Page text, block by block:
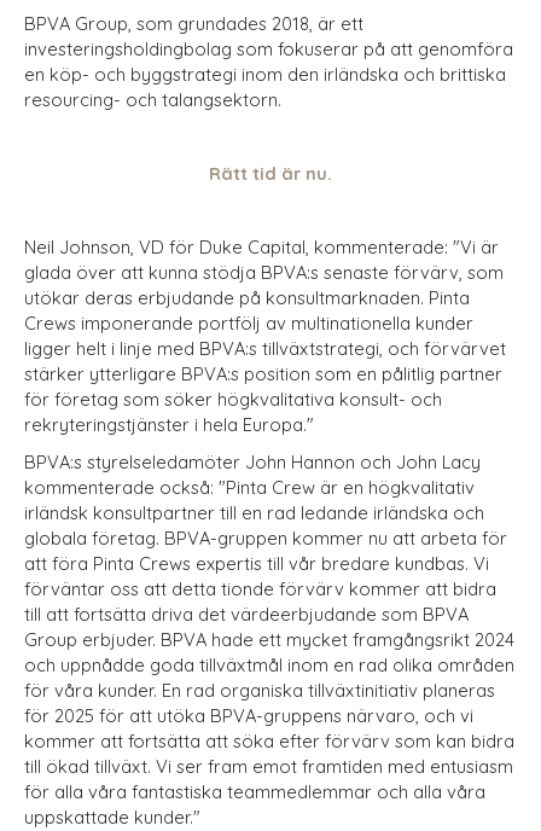
BPVA Group, som grundades 2018, är ett
investeringsholdingbolag som fokuserar på att genomföra
en köp- och byggstrategi inom den irländska och brittiska
resourcing- och talangsektorn.
Rätt tid är nu.
Neil Johnson, VD för Duke Capital, kommenterade: "Vi är
glada över att kunna stödja BPVA:s senaste förvärv, som
utökar deras erbjudande på konsultmarknaden. Pinta
Crews imponerande portfölj av multinationella kunder
ligger helt i linje med BPVA:s tillväxtstrategi, och förvärvet
stärker ytterligare BPVA:s position som en pålitlig partner
för företag som söker högkvalitativa konsult- och
rekryteringstjänster i hela Europa."
BPVA:s styrelseledamöter John Hannon och John Lacy
kommenterade också: "Pinta Crew är en högkvalitativ
irländsk konsultpartner till en rad ledande irländska och
globala företag. BPVA-gruppen kommer nu att arbeta för
att föra Pinta Crews expertis till vår bredare kundbas. Vi
förväntar oss att detta tionde förvärv kommer att bidra
till att fortsätta driva det värdeerbjudande som BPVA
Group erbjuder. BPVA hade ett mycket framgångsrikt 2024
och uppnådde goda tillväxtmål inom en rad olika områden
för våra kunder. En rad organiska tillväxtinitiativ planeras
för 2025 för att utöka BPVA-gruppens närvaro, och vi
kommer att fortsätta att söka efter förvärv som kan bidra
till ökad tillväxt. Vi ser fram emot framtiden med entusiasm
för alla våra fantastiska teammedlemmar och alla våra
uppskattade kunder."